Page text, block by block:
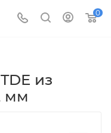
0
из
мм